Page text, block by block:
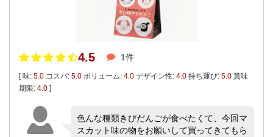
4.5 1件
[ 味: 5.0 コスパ: 5.0 ボリューム: 4.0 デザイン性: 4.0 持ち運び: 5.0 賞味
期限: 4.0 ]
色んな種類きびだんごが食べたくて、今回マ
スカット味の物をお願いして買ってきてもら